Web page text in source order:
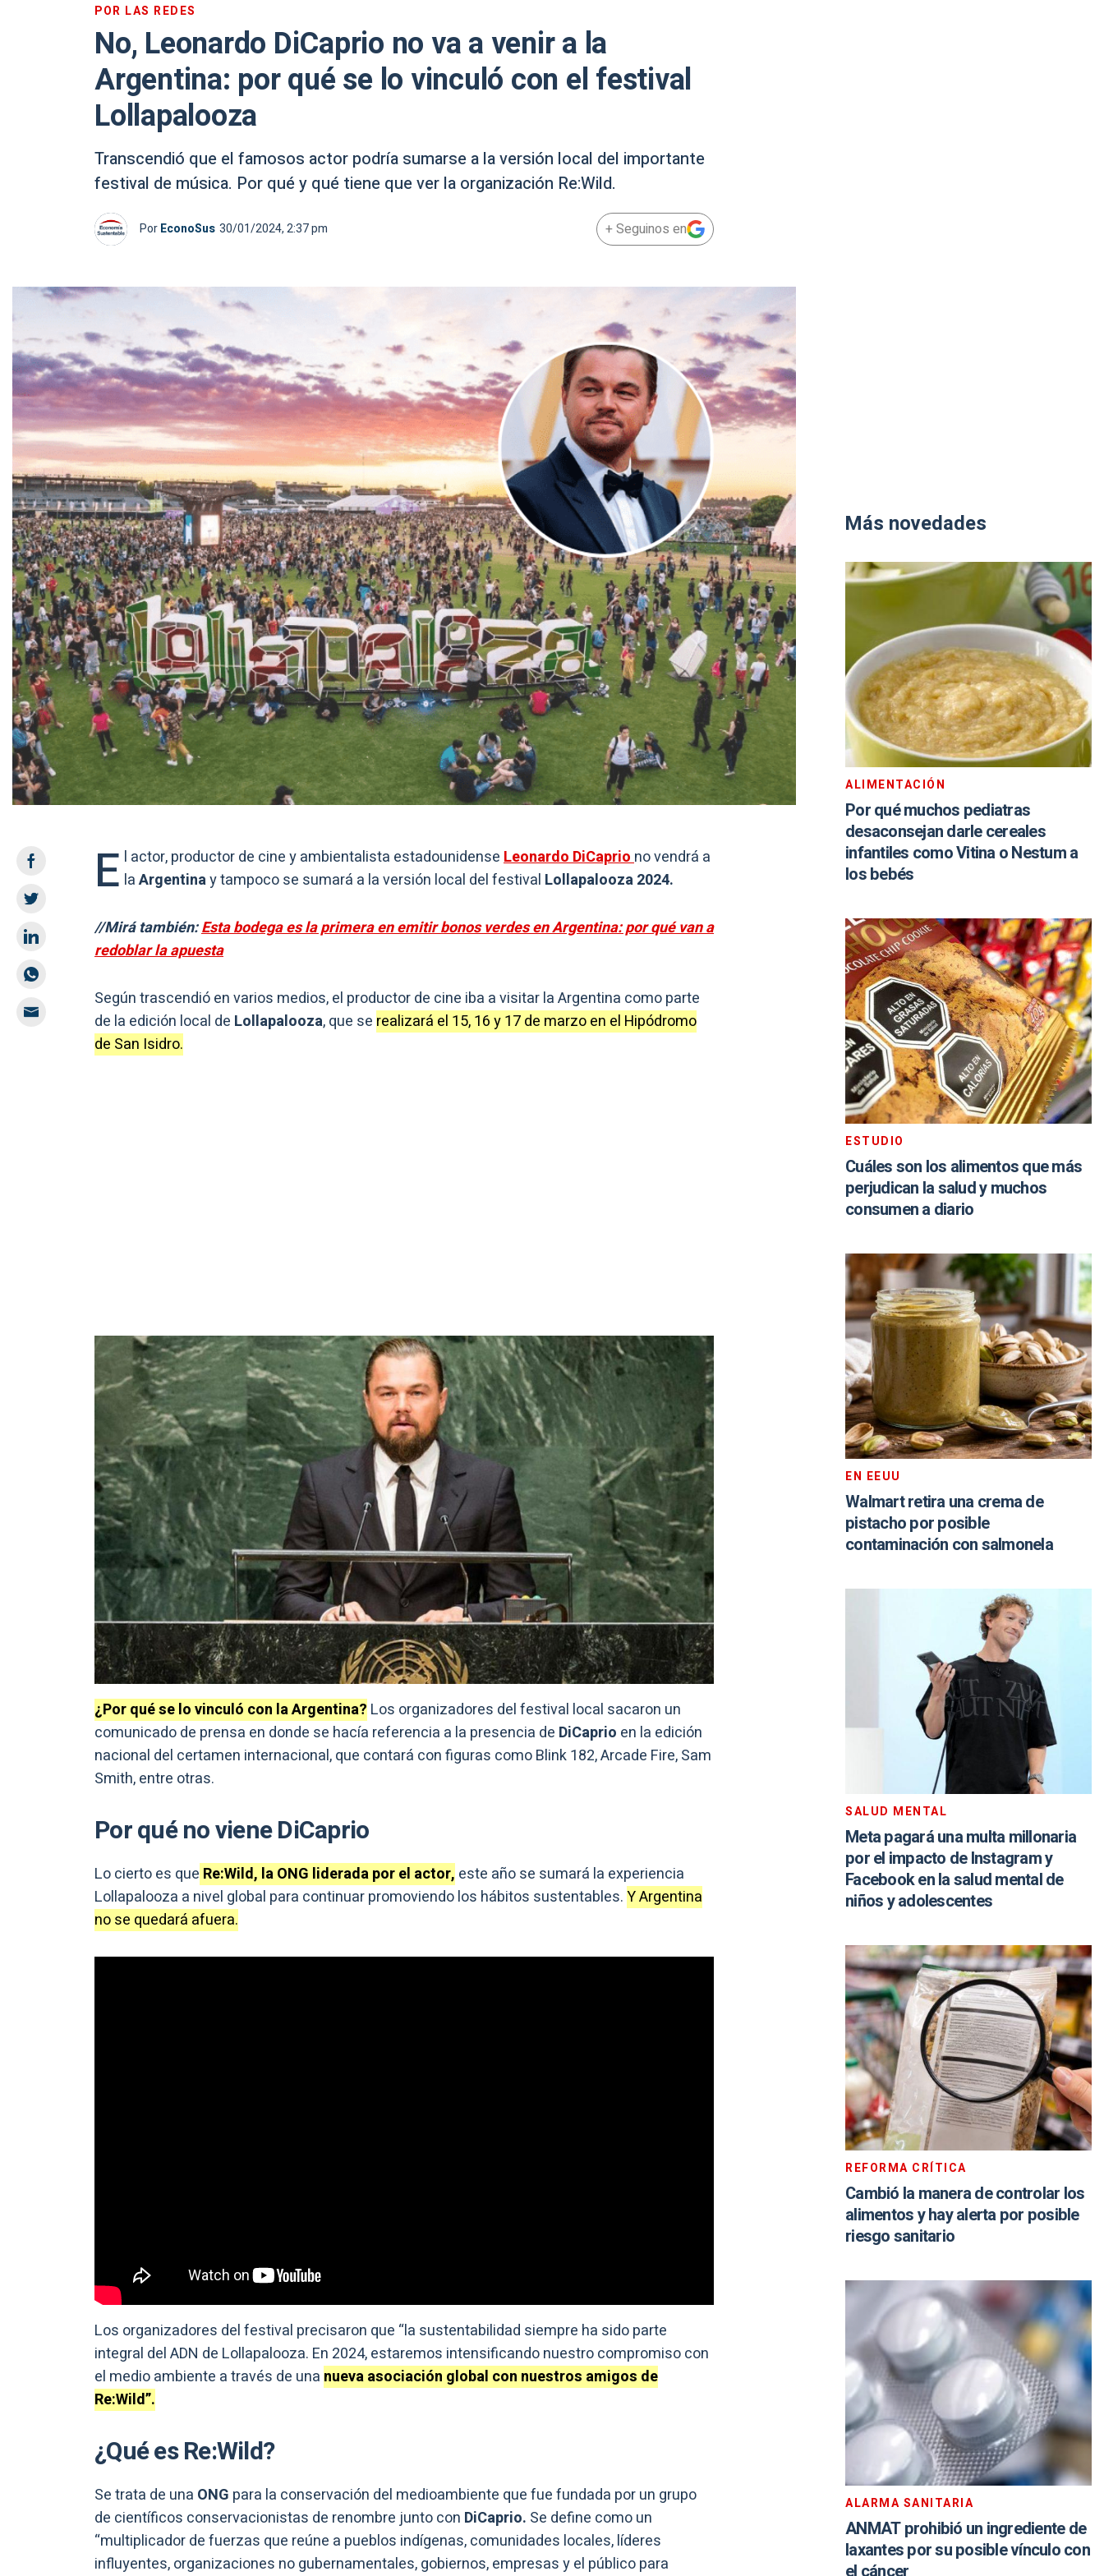
POR LAS REDES
No, Leonardo DiCaprio no va a venir a la
Argentina: por qué se lo vinculó con el festival
Lollapalooza
Transcendió que el famosos actor podría sumarse a la versión local del importante
festival de música. Por qué y qué tiene que ver la organización Re:Wild.
PorEconoSus 30/01/2024, 2:37 pm + Seguinos en
E l actor, productor de cine y ambientalista estadounidenseLeonardo DiCapriono vendrá a
laArgentinay tampoco se sumará a la versión local del festival Lollapalooza 2024.
//Mirá también:Esta bodega es la primera en emitir bonos verdes en Argentina: por qué van a
redoblar la apuesta
Según trascendió en varios medios, el productor de cine iba a visitar la Argentina como parte
de la edición local de Lollapalooza, que se realizará el 15, 16 y 17 de marzo en el Hipódromo
de San Isidro.
¿Por qué se lo vinculó con la Argentina? Los organizadores del festival local sacaron un
comunicado de prensa en donde se hacía referencia a la presencia de DiCaprio en la edición
nacional del certamen internacional, que contará con figuras como Blink 182, Arcade Fire, Sam
Smith, entre otras.
Por qué no viene DiCaprio
Lo cierto es que Re:Wild, la ONG liderada por el actor, este año se sumará la experiencia
Lollapalooza a nivel global para continuar promoviendo los hábitos sustentables.Y Argentina
no se quedará afuera.
Los organizadores del festival precisaron que “la sustentabilidad siempre ha sido parte
integral del ADN de Lollapalooza. En 2024, estaremos intensificando nuestro compromiso con
el medio ambiente a través de una nueva asociación global con nuestros amigos de
Re:Wild”.
¿Qué es Re:Wild?
Se trata de una ONG para la conservación del medioambiente que fue fundada por un grupo
de científicos conservacionistas de renombre junto con DiCaprio. Se define como un
“multiplicador de fuerzas que reúne a pueblos indígenas, comunidades locales, líderes
influyentes, organizaciones no gubernamentales, gobiernos, empresas y el público para
Más novedades
ALIMENTACIÓN
Por qué muchos pediatras
desaconsejan darle cereales
infantiles como Vitina o Nestum a
los bebés
ESTUDIO
Cuáles son los alimentos que más
perjudican la salud y muchos
consumen a diario
EN EEUU
Walmart retira una crema de
pistacho por posible
contaminación con salmonela
SALUD MENTAL
Meta pagará una multa millonaria
por el impacto de Instagram y
Facebook en la salud mental de
niños y adolescentes
REFORMA CRÍTICA
Cambió la manera de controlar los
alimentos y hay alerta por posible
riesgo sanitario
ALARMA SANITARIA
ANMAT prohibió un ingrediente de
laxantes por su posible vínculo con